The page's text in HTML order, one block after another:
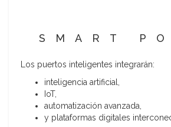
SMART
Los puertos inteligentes integrarán:
inteligencia artificial,
IoT,
automatización avanzada,
y plataformas digitales